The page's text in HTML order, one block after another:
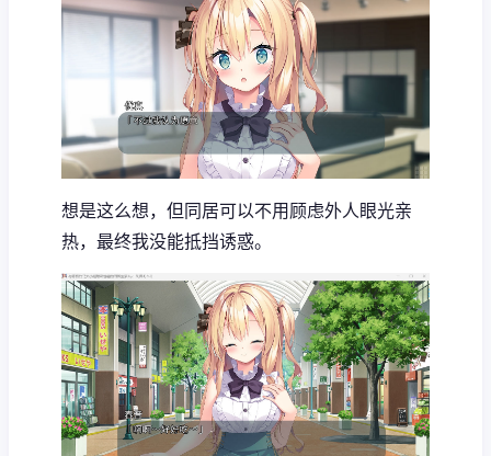
想是这么想，但同居可以不用顾虑外人眼光亲
热，最终我没能抵挡诱惑。